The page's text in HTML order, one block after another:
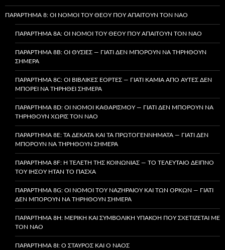
ΠΑΡΆΡΤΗΜΑ 8: ΟΙ ΝΌΜΟΙ ΤΟΥ ΘΕΟΎ ΠΟΥ ΑΠΑΙΤΟΎΝ ΤΟΝ ΝΑΌ
ΠΑΡΆΡΤΗΜΑ 8A: ΟΙ ΝΌΜΟΙ ΤΟΥ ΘΕΟΎ ΠΟΥ ΑΠΑΙΤΟΎΝ ΤΟΝ ΝΑΌ
ΠΑΡΆΡΤΗΜΑ 8B: ΟΙ ΘΥΣΊΕΣ — ΓΙΑΤΊ ΔΕΝ ΜΠΟΡΟΎΝ ΝΑ ΤΗΡΗΘΟΎΝ
ΣΉΜΕΡΑ
ΠΑΡΆΡΤΗΜΑ 8C: ΟΙ ΒΙΒΛΙΚΈΣ ΕΟΡΤΈΣ — ΓΙΑΤΊ ΚΑΜΊΑ ΑΠΌ ΑΥΤΈΣ ΔΕΝ
ΜΠΟΡΕΊ ΝΑ ΤΗΡΗΘΕΊ ΣΉΜΕΡΑ
ΠΑΡΆΡΤΗΜΑ 8D: ΟΙ ΝΌΜΟΙ ΚΑΘΑΡΙΣΜΟΎ — ΓΙΑΤΊ ΔΕΝ ΜΠΟΡΟΎΝ ΝΑ
ΤΗΡΗΘΟΎΝ ΧΩΡΊΣ ΤΟΝ ΝΑΌ
ΠΑΡΆΡΤΗΜΑ 8E: ΤΑ ΔΈΚΑΤΑ ΚΑΙ ΤΑ ΠΡΩΤΟΓΕΝΝΉΜΑΤΑ — ΓΙΑΤΊ ΔΕΝ
ΜΠΟΡΟΎΝ ΝΑ ΤΗΡΗΘΟΎΝ ΣΉΜΕΡΑ
ΠΑΡΆΡΤΗΜΑ 8F: Η ΤΕΛΕΤΉ ΤΗΣ ΚΟΙΝΩΝΊΑΣ — ΤΟ ΤΕΛΕΥΤΑΊΟ ΔΕΊΠΝΟ
ΤΟΥ ΙΗΣΟΎ ΉΤΑΝ ΤΟ ΠΆΣΧΑ
ΠΑΡΆΡΤΗΜΑ 8G: ΟΙ ΝΌΜΟΙ ΤΟΥ ΝΑΖΗΡΑΊΟΥ ΚΑΙ ΤΩΝ ΌΡΚΩΝ — ΓΙΑΤΊ
ΔΕΝ ΜΠΟΡΟΎΝ ΝΑ ΤΗΡΗΘΟΎΝ ΣΉΜΕΡΑ
ΠΑΡΆΡΤΗΜΑ 8H: ΜΕΡΙΚΉ ΚΑΙ ΣΥΜΒΟΛΙΚΉ ΥΠΑΚΟΉ ΠΟΥ ΣΧΕΤΊΖΕΤΑΙ ΜΕ
ΤΟΝ ΝΑΌ
ΠΑΡΆΡΤΗΜΑ 8I: Ο ΣΤΑΥΡΌΣ ΚΑΙ Ο ΝΑΌΣ